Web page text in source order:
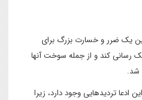
یک ضرر و خسارت بزرگ برای
رسانی کند و از جمله سوخت آنها
شد.
تردیدهایی وجود دارد، زیرا